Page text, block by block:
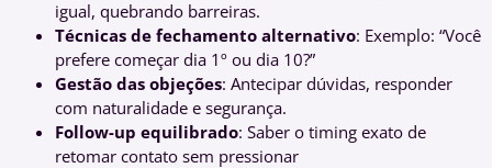
igual, quebrando barreiras.
Técnicas de fechamento alternativo: Exemplo: “Você
prefere começar dia 1º ou dia 10?”
Gestão das objeções: Antecipar dúvidas, responder
com naturalidade e segurança.
Follow-up equilibrado: Saber o timing exato de
retomar contato sem pressionar